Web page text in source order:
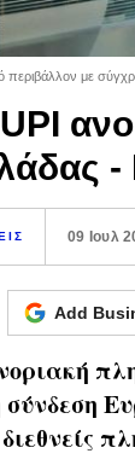
με
-
09 Ιουλ
Add